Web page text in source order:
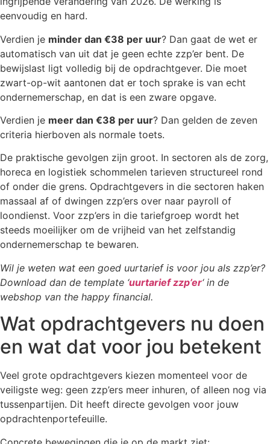
eenvoudig en hard.
Verdien je minder dan €38 per uur? Dan gaat de wet er
automatisch van uit dat je geen echte zzp’er bent. De
bewijslast ligt volledig bij de opdrachtgever. Die moet
zwart-op-wit aantonen dat er toch sprake is van echt
ondernemerschap, en dat is een zware opgave.
Verdien je meer dan €38 per uur? Dan gelden de zeven
criteria hierboven als normale toets.
De praktische gevolgen zijn groot. In sectoren als de zorg,
horeca en logistiek schommelen tarieven structureel rond
of onder die grens. Opdrachtgevers in die sectoren haken
massaal af of dwingen zzp’ers over naar payroll of
loondienst. Voor zzp’ers in die tariefgroep wordt het
steeds moeilijker om de vrijheid van het zelfstandig
ondernemerschap te bewaren.
Wil je weten wat een goed uurtarief is voor jou als zzp’er?
Download dan de template ‘uurtarief zzp’er‘ in de
webshop van the happy financial.
Wat opdrachtgevers nu doen
en wat dat voor jou betekent
Veel grote opdrachtgevers kiezen momenteel voor de
veiligste weg: geen zzp’ers meer inhuren, of alleen nog via
tussenpartijen. Dit heeft directe gevolgen voor jouw
opdrachtenportefeuille.